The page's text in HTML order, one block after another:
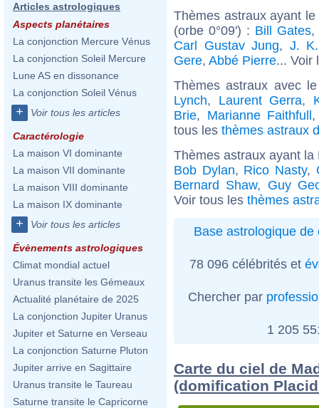
Articles astrologiques
Aspects planétaires
La conjonction Mercure Vénus
La conjonction Soleil Mercure
Lune AS en dissonance
La conjonction Soleil Vénus
+ Voir tous les articles
Caractérologie
La maison VI dominante
La maison VII dominante
La maison VIII dominante
La maison IX dominante
+ Voir tous les articles
Évènements astrologiques
Climat mondial actuel
Uranus transite les Gémeaux
Actualité planétaire de 2025
La conjonction Jupiter Uranus
Jupiter et Saturne en Verseau
La conjonction Saturne Pluton
Jupiter arrive en Sagittaire
Uranus transite le Taureau
Saturne transite le Capricorne
Thèmes astraux ayant
(orbe 0°09') : Bill Gates,
Carl Gustav Jung, J.
Gere, Abbé Pierre... Voir
Thèmes astraux avec
Lynch, Laurent Gerra,
Brie, Marianne Faithfull
tous les thèmes astraux
Thèmes astraux ayant
Bob Dylan, Rico Nasty,
Bernard Shaw, Guy
Voir tous les thèmes
Base astrologique de
78 096 célébrités et
Chercher par
1 205
Carte du ciel de
(domification